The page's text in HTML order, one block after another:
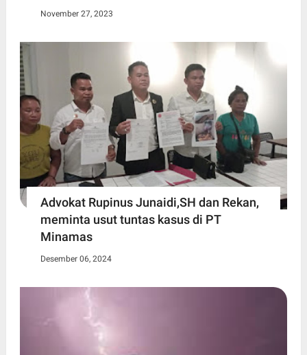
November 27, 2023
Advokat Rupinus Junaidi,SH dan Rekan,
meminta usut tuntas kasus di PT
Minamas
Desember 06, 2024